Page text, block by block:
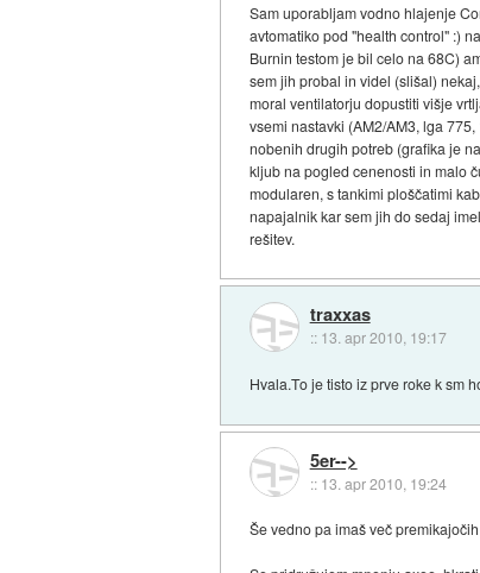
Sam uporabljam vodno hlajenje
avtomatiko pod "health control" :)
Burnin testom je bil celo na 68C)
sem jih probal in videl (slišal)
moral ventilatorju dopustiti višje
vsemi nastavki (AM2/AM3, lga
nobenih drugih potreb (grafika je
kljub na pogled cenenosti in malo
modularen, s tankimi ploščatimi
napajalnik kar sem jih do sedaj
rešitev.
traxxas
:: 13. apr 2010, 19:17
Hvala.To je tisto iz prve roke k sm
5er-->
:: 13. apr 2010, 19:24
Še vedno pa imaš več